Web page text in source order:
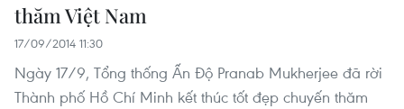
thăm Việt Nam
17/09/2014 11:30
Ngày 17/9, Tổng thống Ấn Độ Pranab Mukherjee đã rời
Thành phố Hồ Chí Minh kết thúc tốt đẹp chuyến thăm